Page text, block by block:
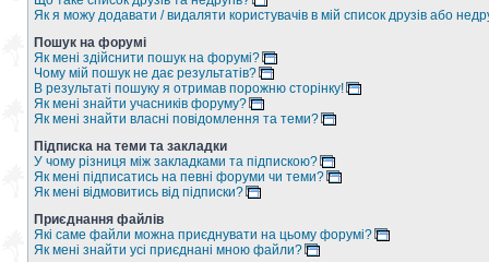
Як я можу додавати / видаляти користувачів в мій список друзів або
Пошук на форумі
Як мені здійснити пошук на форумі?
Чому мій пошук не дає результатів?
В результаті пошуку я отримав порожню сторінку!
Як мені знайти учасників форуму?
Як мені знайти власні повідомлення та теми?
Підписка на теми та закладки
У чому різниця між закладками та підпискою?
Як мені підписатись на певні форуми чи теми?
Як мені відмовитись від підписки?
Приєднання файлів
Які саме файли можна приєднувати на цьому форумі?
Як мені знайти усі приєднані мною файли?